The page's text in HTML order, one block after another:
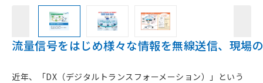
流量信号をはじめ様々な情報を無線送信、現場
近年、「DX（デジタルトランスフォーメーション）」という